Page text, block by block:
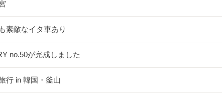
素敵なイタ車あり
no.50が完成しました
行 in 韓国・釜山